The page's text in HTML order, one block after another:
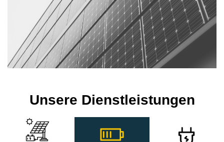
Unsere Dienstleistungen